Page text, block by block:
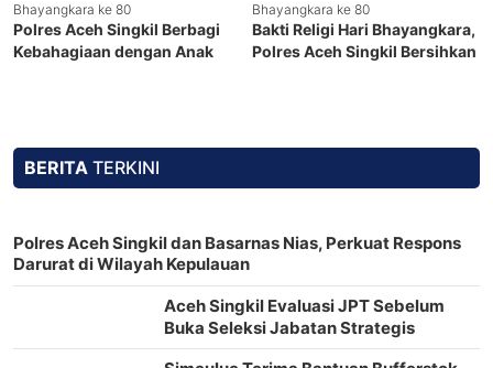
Bhayangkara ke 80
Polres Aceh Singkil Berbagi
Kebahagiaan dengan Anak
Bhayangkara ke 80
Bakti Religi Hari Bhayangkara,
Polres Aceh Singkil Bersihkan
BERITA TERKINI
Polres Aceh Singkil dan Basarnas Nias, Perkuat Respons
Darurat di Wilayah Kepulauan
Aceh Singkil Evaluasi JPT Sebelum
Buka Seleksi Jabatan Strategis